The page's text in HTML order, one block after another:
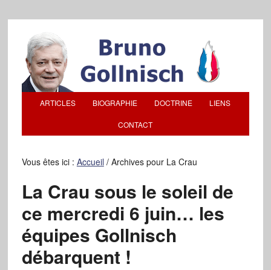
ARTICLES BIOGRAPHIE DOCTRINE LIENS
CONTACT
Vous êtes ici : Accueil /Archives pour La Crau
La Crau sous le soleil de
ce mercredi 6 juin… les
équipes Gollnisch
débarquent !